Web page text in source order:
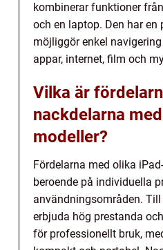
kombinerar funktioner
och en laptop. Den har en
möjliggör enkel
appar, internet, film och
Vilka är
nackdelarna
modeller?
Fördelarna med olika
beroende på individuella
användningsområden.
erbjuda hög prestanda
för professionellt bruk,